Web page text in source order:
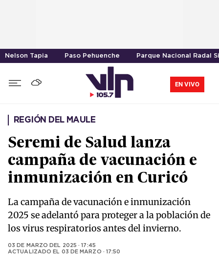
Nelson Tapia Paso Pehuenche Parque Nacional Radal
EN VIVO
REGIÓN DEL MAULE
Seremi de Salud lanza
campaña de vacunación e
inmunización en Curicó
La campaña de vacunación e inmunización
2025 se adelantó para proteger a la población de
los virus respiratorios antes del invierno.
03 DE MARZO DEL 2025 · 17:45
ACTUALIZADO EL 03 DE MARZO · 17:50